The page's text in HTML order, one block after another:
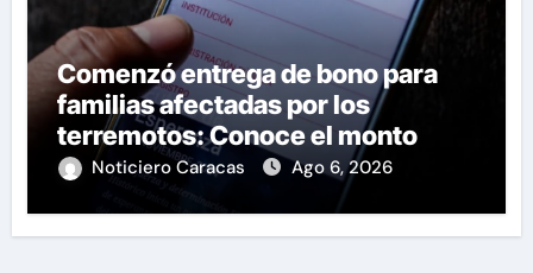
Comenzó entrega de bono para
familias afectadas por los
terremotos: Conoce el monto
Noticiero Caracas Ago 6, 2026